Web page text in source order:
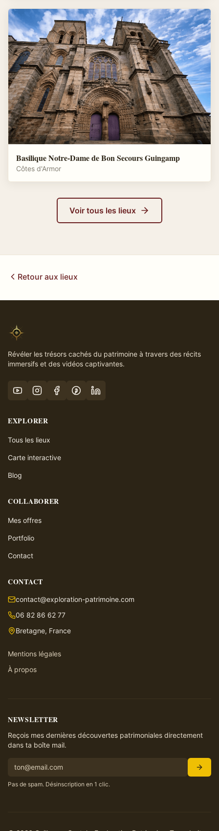
Basilique Notre-Dame de Bon Secours Guingamp
Côtes d'Armor
Voir tous les lieux
Retour aux lieux
Révéler les trésors cachés du patrimoine à travers des récits
immersifs et des vidéos captivantes.
EXPLORER
Tous les lieux
Carte interactive
Blog
COLLABORER
Mes offres
Portfolio
Contact
CONTACT
contact@exploration-patrimoine.com
06 82 86 62 77
Bretagne, France
Mentions légales
À propos
NEWSLETTER
Reçois mes dernières découvertes patrimoniales directement
dans ta boîte mail.
Pas de spam. Désinscription en 1 clic.